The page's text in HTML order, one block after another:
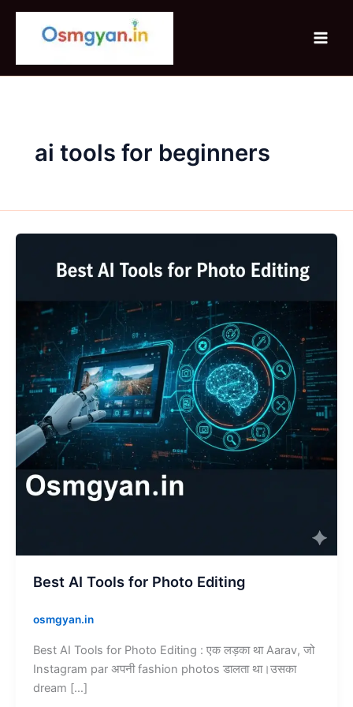
Skip
ai tools for beginners
Best AI Tools for Photo Editing
osmgyan.in
Best AI Tools for Photo Editing : एक लड़का था Aarav, जो
Instagram par अपनी fashion photos डालता था।उसका
dream […]
Tools
for
Photo
Editing